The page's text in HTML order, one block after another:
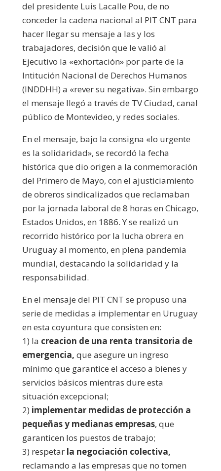
del presidente Luis Lacalle Pou, de no
conceder la cadena nacional al PIT CNT para
hacer llegar su mensaje a las y los
trabajadores, decisión que le valió al
Ejecutivo la «exhortación» por parte de la
Intitución Nacional de Derechos Humanos
(INDDHH) a «rever su negativa». Sin embargo
el mensaje llegó a través de TV Ciudad, canal
público de Montevideo, y redes sociales.
En el mensaje, bajo la consigna «lo urgente
es la solidaridad», se recordó la fecha
histórica que dio origen a la conmemoración
del Primero de Mayo, con el ajusticiamiento
de obreros sindicalizados que reclamaban
por la jornada laboral de 8 horas en Chicago,
Estados Unidos, en 1886. Y se realizó un
recorrido histórico por la lucha obrera en
Uruguay al momento, en plena pandemia
mundial, destacando la solidaridad y la
responsabilidad.
En el mensaje del PIT CNT se propuso una
serie de medidas a implementar en Uruguay
en esta coyuntura que consisten en:
1) la creacion de una renta transitoria de
emergencia, que asegure un ingreso
mínimo que garantice el acceso a bienes y
servicios básicos mientras dure esta
situación excepcional;
2) implementar medidas de protección a
pequeñas y medianas empresas, que
garanticen los puestos de trabajo;
3) respetarla negociación colectiva,
reclamando a las empresas que no tomen